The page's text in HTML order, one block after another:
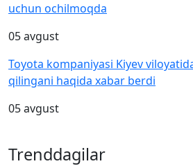
uchun ochilmoqda
05 avgust
Toyota kompaniyasi Kiyev
qilingani haqida xabar berdi
05 avgust
Trenddagilar